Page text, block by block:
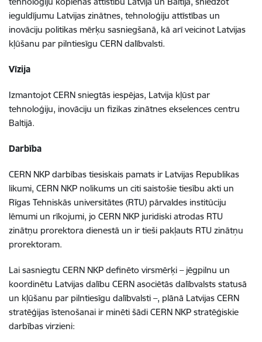
ieguldījumu Latvijas zinātnes, tehnoloģiju attīstības un
inovāciju politikas mērķu sasniegšanā, kā arī veicinot Latvijas
kļūšanu par pilntiesīgu CERN dalībvalsti.
Vīzija
Izmantojot CERN sniegtās iespējas, Latvija kļūst par
tehnoloģiju, inovāciju un fizikas zinātnes ekselences centru
Baltijā.
Darbība
CERN NKP darbības tiesiskais pamats ir Latvijas Republikas
likumi, CERN NKP nolikums un citi saistošie tiesību akti un
Rīgas Tehniskās universitātes (RTU) pārvaldes institūciju
lēmumi un rīkojumi, jo CERN NKP juridiski atrodas RTU
zinātņu prorektora dienestā un ir tieši pakļauts RTU zinātņu
prorektoram.
Lai sasniegtu CERN NKP definēto virsmērķi – jēgpilnu un
koordinētu Latvijas dalību CERN asociētās dalībvalsts statusā
un kļūšanu par pilntiesīgu dalībvalsti –, plānā Latvijas CERN
stratēģijas īstenošanai ir minēti šādi CERN NKP stratēģiskie
darbības virzieni: